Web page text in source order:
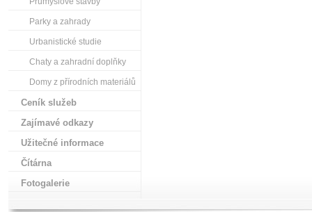
Parky a zahrady
Urbanistické studie
Chaty a zahradní doplňky
Domy z přírodních materiálů
Ceník služeb
Zajímavé odkazy
Užitečné informace
Čítárna
Fotogalerie